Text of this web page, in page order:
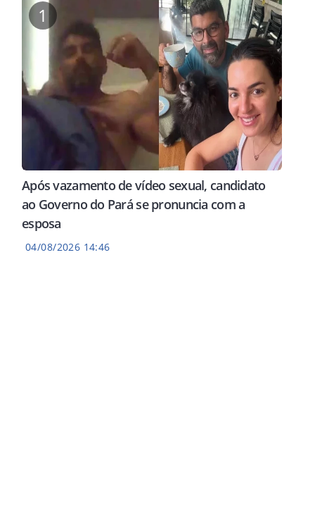
1
Após vazamento de vídeo sexual, candidato
ao Governo do Pará se pronuncia com a
esposa
04/08/2026 14:46